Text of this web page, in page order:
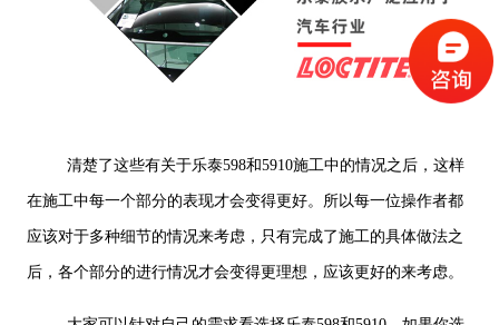
清楚了这些有关于乐泰598和5910施工中的情况之后，这样
在施工中每一个部分的表现才会变得更好。所以每一位操作者都
应该对于多种细节的情况来考虑，只有完成了施工的具体做法之
后，各个部分的进行情况才会变得更理想，应该更好的来考虑。